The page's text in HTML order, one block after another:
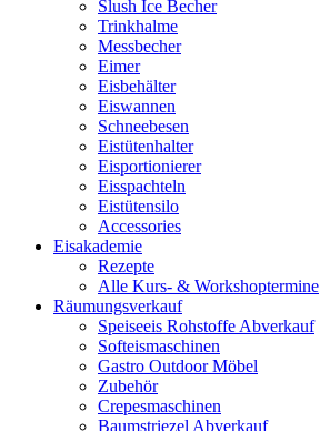
Slush Ice Becher
Trinkhalme
Messbecher
Eimer
Eisbehälter
Eiswannen
Schneebesen
Eistütenhalter
Eisportionierer
Eisspachteln
Eistütensilo
Accessories
Eisakademie
Rezepte
Alle Kurs- & Workshoptermine
Räumungsverkauf
Speiseeis Rohstoffe Abverkauf
Softeismaschinen
Gastro Outdoor Möbel
Zubehör
Crepesmaschinen
Baumstriezel Abverkauf